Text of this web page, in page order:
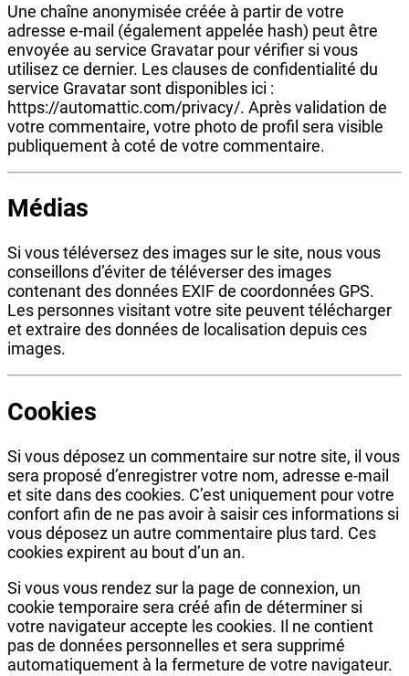
Une chaîne anonymisée créée à partir de votre
adresse e-mail (également appelée hash) peut être
envoyée au service Gravatar pour vérifier si vous
utilisez ce dernier. Les clauses de confidentialité du
service Gravatar sont disponibles ici :
https://automattic.com/privacy/. Après validation de
votre commentaire, votre photo de profil sera visible
publiquement à coté de votre commentaire.
Médias
Si vous téléversez des images sur le site, nous vous
conseillons d’éviter de téléverser des images
contenant des données EXIF de coordonnées GPS.
Les personnes visitant votre site peuvent télécharger
et extraire des données de localisation depuis ces
images.
Cookies
Si vous déposez un commentaire sur notre site, il vous
sera proposé d’enregistrer votre nom, adresse e-mail
et site dans des cookies. C’est uniquement pour votre
confort afin de ne pas avoir à saisir ces informations si
vous déposez un autre commentaire plus tard. Ces
cookies expirent au bout d’un an.
Si vous vous rendez sur la page de connexion, un
cookie temporaire sera créé afin de déterminer si
votre navigateur accepte les cookies. Il ne contient
pas de données personnelles et sera supprimé
automatiquement à la fermeture de votre navigateur.